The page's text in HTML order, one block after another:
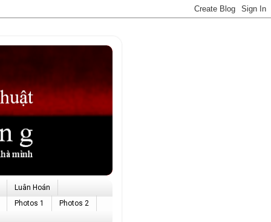
Luân Hoán
Photos 1
Photos 2